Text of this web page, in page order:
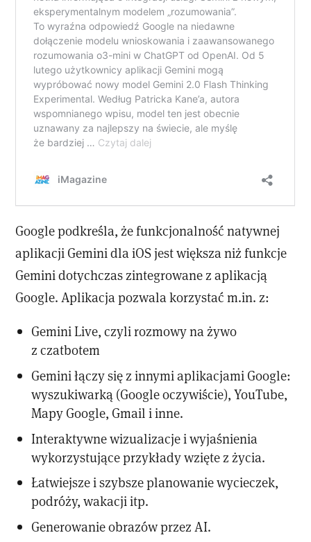
Google podkreśla, że funkcjonalność natywnej
aplikacji Gemini dla iOS jest większa niż funkcje
Gemini dotychczas zintegrowane z aplikacją
Google. Aplikacja pozwala korzystać m.in. z:
Gemini Live, czyli rozmowy na żywo
z czatbotem
Gemini łączy się z innymi aplikacjami Google:
wyszukiwarką (Google oczywiście), YouTube,
Mapy Google, Gmail i inne.
Interaktywne wizualizacje i wyjaśnienia
wykorzystujące przykłady wzięte z życia.
Łatwiejsze i szybsze planowanie wycieczek,
podróży, wakacji itp.
Generowanie obrazów przez AI.